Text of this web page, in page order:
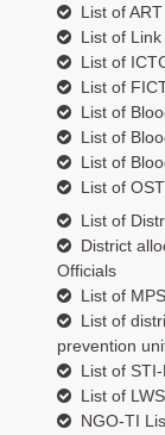
List of ART
List of Link
List of
List of
List of
List of
List of
List of
List of
District
Officials
List of
List of
prevention
List of STI-
List of
NGO-TI